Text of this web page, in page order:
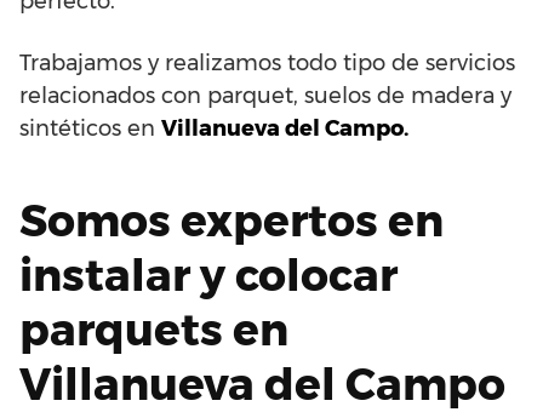
Trabajamos y realizamos todo tipo de servicios
relacionados con parquet, suelos de madera y
sintéticos en Villanueva del Campo.
Somos expertos en
instalar y colocar
parquets en
Villanueva del Campo